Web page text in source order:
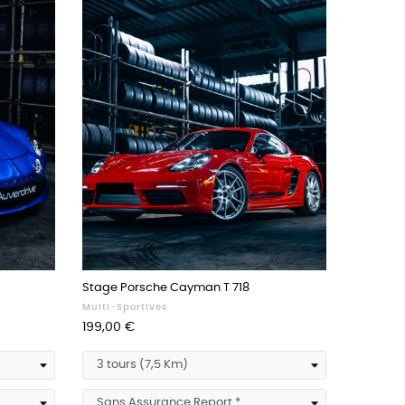
Stage Porsche Cayman T 718
Multi-Sportives
Prix
199,00 €